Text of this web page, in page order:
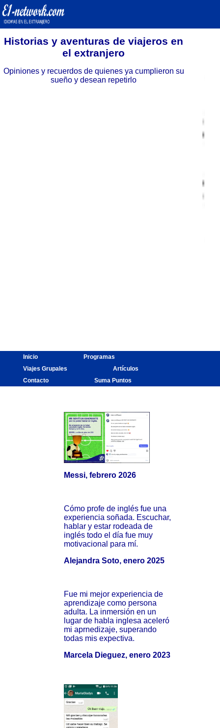
Historias y aventuras de viajeros en
el extranjero
Opiniones y recuerdos de quienes ya cumplieron su
sueño y desean repetirlo
Inicio
Programas
Viajes Grupales
Artículos
Contacto
Suma Puntos
Messi, febrero 2026
Cómo profe de inglés fue una
experiencia soñada. Escuchar,
hablar y estar rodeada de
inglés todo el día fue muy
motivacional para mí.
Alejandra Soto, enero 2025
Fue mi mejor experiencia de
aprendizaje como persona
adulta. La inmersión en un
lugar de habla inglesa aceleró
mi aprnedizaje, superando
todas mis expectiva.
Marcela Dieguez, enero 2023